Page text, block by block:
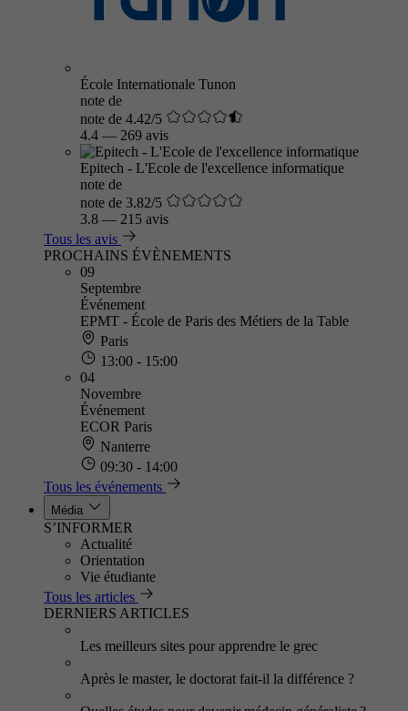
École Internationale Tunon
note de
note de 4.42/5
4.4 — 269 avis
Epitech - L'Ecole de l'excellence informatique
note de
note de 3.82/5
3.8 — 215 avis
Tous les avis
PROCHAINS ÉVÈNEMENTS
09
Septembre
Événement
EPMT - École de Paris des Métiers de la Table
Paris
13:00 - 15:00
04
Novembre
Événement
ECOR Paris
Nanterre
09:30 - 14:00
Tous les événements
Média
S’INFORMER
Actualité
Orientation
Vie étudiante
Tous les articles
DERNIERS ARTICLES
Les meilleurs sites pour apprendre le grec
Après le master, le doctorat fait-il la différence ?